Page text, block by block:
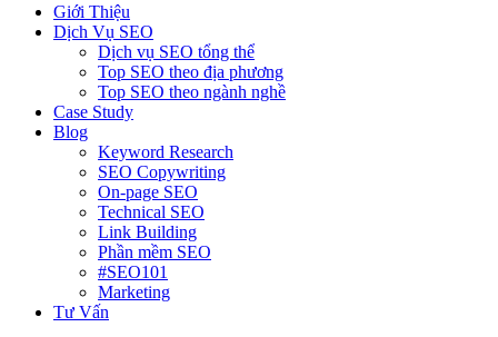
Giới Thiệu
Dịch Vụ SEO
Dịch vụ SEO tổng thể
Top SEO theo địa phương
Top SEO theo ngành nghề
Case Study
Blog
Keyword Research
SEO Copywriting
On-page SEO
Technical SEO
Link Building
Phần mềm SEO
#SEO101
Marketing
Tư Vấn